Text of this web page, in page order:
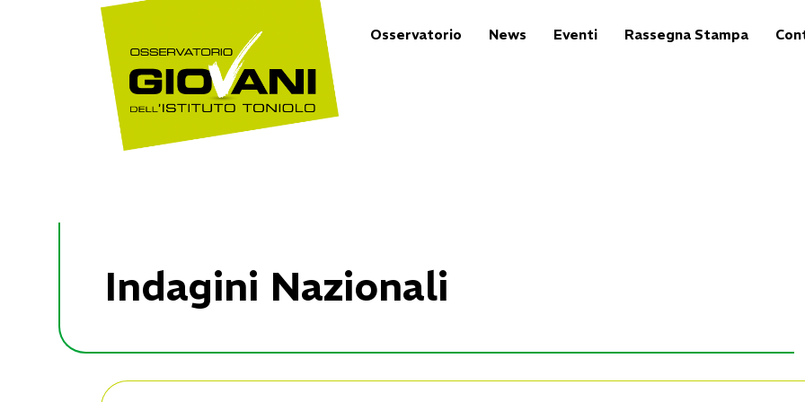
Osservatorio News Eventi Rassegna Stampa
Indagini Nazionali